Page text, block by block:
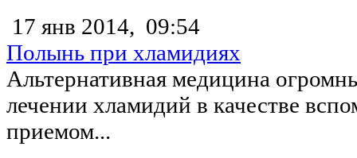
17 янв 2014, 09:54
Полынь при хламидиях
Альтернативная медицина
лечении хламидий в качестве
приемом...